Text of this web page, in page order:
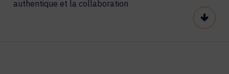
authentique et la collaboration
Scroll